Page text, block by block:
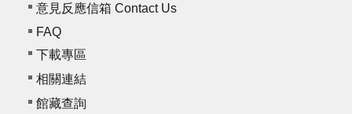
意見反應信箱 Contact Us
FAQ
下載專區
相關連結
館藏查詢